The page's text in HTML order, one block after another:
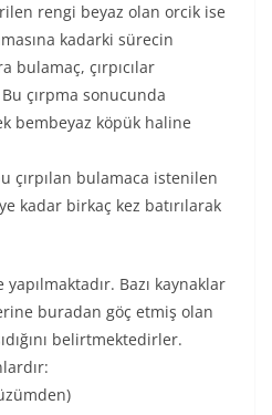
rengi beyaz olan orcik ise
kadarki sürecin
bulamaç, çırpıcılar
Bu çırpma sonucunda
bembeyaz köpük haline
çırpılan bulamaca istenilen
kadar birkaç kez batırılarak
Bazı kaynaklar
buradan göç etmiş olan
belirtmektedirler.
üzümden)